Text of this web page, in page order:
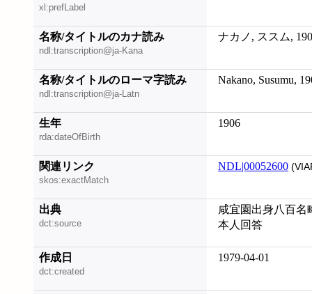
xl:prefLabel
名称/タイトルのカナ読み
ndl:transcription@ja-Kana
ナカノ, ススム,
名称/タイトルのローマ字読み
ndl:transcription@ja-Latn
Nakano, Susumu,
生年
rda:dateOfBirth
1906
関連リンク
skos:exactMatch
NDL|00052600
出典
dct:source
咸宜園出身八百名
本人回答
作成日
dct:created
1979-04-01